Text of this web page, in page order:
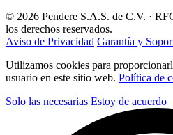
© 2026 Pendere S.A.S. de C.V. ·
los derechos reservados.
Aviso de Privacidad Garantía y
Utilizamos cookies para
usuario en este sitio web. Política de
Solo las necesarias Estoy de acuerdo